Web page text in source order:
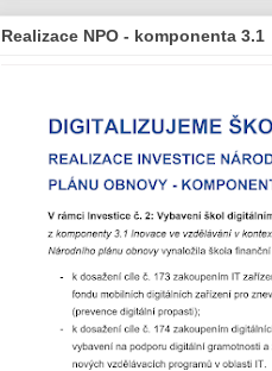
Realizace NPO - komponenta 3.1